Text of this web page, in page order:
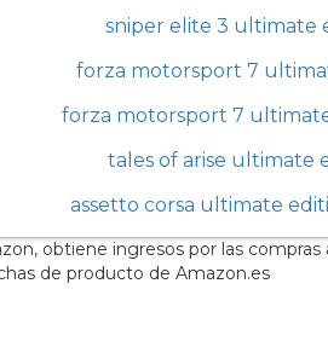
sniper elite 3 ultimate
forza motorsport 7
forza motorsport 7
tales of arise ultimate
assetto corsa ultimate
obtiene ingresos por las
de producto de Amazon.es